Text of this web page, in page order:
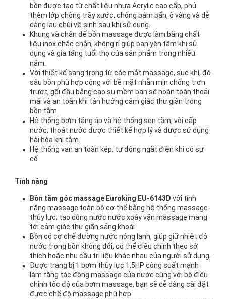
bồn được tạo từ chất liệu nhựa Acrylic cao cấp, phủ
thêm lớp chống trầy xước, chống bám bẩn, ố vàng và dễ
dàng lau chùi vệ sinh sau khi sử dụng.
Khung và chân đế bồn massage được làm bằng chất
liệu inox chắc chắn, không rỉ giúp bạn yên tâm khi sử
dụng và gia tắng tuổi thọ của sản phẩm trong nhiều
năm.
Với thiết kế sang trọng từ các mắt massage, sục khí, độ
sâu bồn phù hợp cộng với bề mặt nhẵn mịn chống trơn
trượt, gối đầu bằng cao su mềm bạn sẽ hoàn toàn thoải
mái và an toàn khi tận hưởng cảm giác thư giãn trong
bồn tắm.
Hệ thống bơm tăng áp và hệ thống sen tắm, vòi cấp
nước, thoát nước được thiết kế hợp lý và được sử dụng
hài hòa khi tắm.
Hệ thống van an toàn kép, tự động ngắt điện khi có sự
cố
Tính năng
Bồn tắm góc massage Euroking EU-6143D với tính
năng massage toàn bộ cơ thể bằng hệ thống massage
thủy lực; tạo dòng nước nước xoáy vặn massage mang
tới cảm giác thư giãn sảng khoái
Bồn có cơ chế đường nước nóng lạnh, giúp giữ nhiệt độ
nước trong bồn không đổi, có thể điều chỉnh theo sở
thích hoặc nhu cầu trị liệu khác nhau của người sử dụng.
Được trang bị 1 bơm thủy lực 1,5HP công suất mạnh
làm tăng tác động massage của nước cùng với bộ điều
chỉnh tốc độ của bơm massage, bạn sẽ dễ dàng cài đặt
được chế độ massage phù hợp.